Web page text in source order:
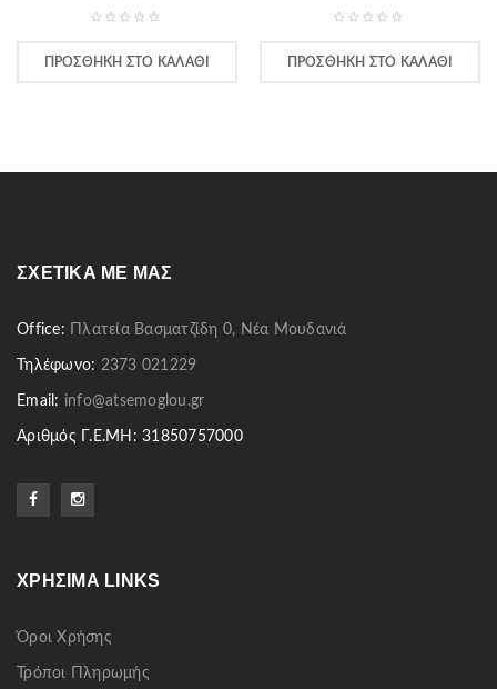
price
310.00€.είναι:
ΠΡΟΣΘΉΚΗ ΣΤΟ ΚΑΛΆΘΙ
price
350.00€.είναι:
ΠΡΟΣΘΉΚΗ ΣΤΟ ΚΑΛΆΘΙ
ΣΧΕΤΙΚΆ ΜΕ ΜΑΣ
Office: Πλατεία Βασματζίδη 0, Νέα Μουδανιά
Τηλέφωνο: 2373 021229
Email: info@atsemoglou.gr
Αριθμός Γ.Ε.ΜΗ: 31850757000
ΧΡΉΣΙΜΑ LINKS
Όροι Χρήσης
Τρόποι Πληρωμής